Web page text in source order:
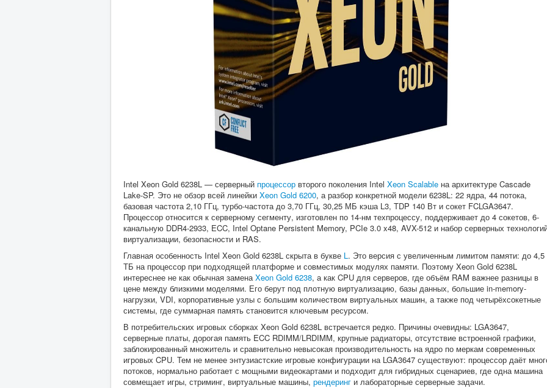
Intel Xeon Gold 6238L — серверный процессор второго поколения Intel Xeon Scalable на архитектуре Cascade
Lake-SP. Это не обзор всей линейки Xeon Gold 6200, а разбор конкретной модели 6238L: 22 ядра, 44 потока,
базовая частота 2,10 ГГц, турбо-частота до 3,70 ГГц, 30,25 МБ кэша L3, TDP 140 Вт и сокет FCLGA3647.
Процессор относится к серверному сегменту, изготовлен по 14-нм техпроцессу, поддерживает до 4 сокетов, 6-
канальную DDR4-2933, ECC, Intel Optane Persistent Memory, PCIe 3.0 x48, AVX-512 и набор серверных
виртуализации, безопасности и RAS.
Главная особенность Intel Xeon Gold 6238L скрыта в букве L. Это версия с увеличенным лимитом памяти: до 4,5
ТБ на процессор при подходящей платформе и совместимых модулях памяти. Поэтому Xeon Gold 6238L
интереснее не как обычная заменаXeon Gold 6238, а как CPU для серверов, где объём RAM важнее разницы в
цене между близкими моделями. Его берут под плотную виртуализацию, базы данных, большие in-memory-
нагрузки, VDI, корпоративные узлы с большим количеством виртуальных машин, а также под четырёхсокетные
системы, где суммарная память становится ключевым ресурсом.
В потребительских игровых сборках Xeon Gold 6238L встречается редко. Причины очевидны: LGA3647,
серверные платы, дорогая память ECC RDIMM/LRDIMM, крупные радиаторы, отсутствие встроенной графики,
заблокированный множитель и сравнительно невысокая производительность на ядро по меркам современных
игровых CPU. Тем не менее энтузиастские игровые конфигурации на LGA3647 существуют: процессор даёт
потоков, нормально работает с мощными видеокартами и подходит для гибридных сценариев, где одна машина
совмещает игры, стриминг, виртуальные машины, рендеринг и лабораторные серверные задачи.